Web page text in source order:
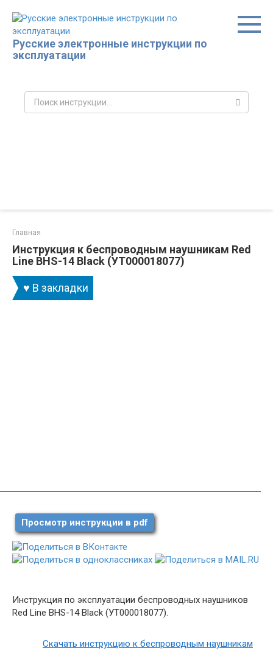
контенту
Русские электронные инструкции по
эксплуатации
Поиск:
Главная
Инструкция к беспроводным наушникам Red
Line BHS-14 Black (УТ000018077)
♥ В закладки
Просмотр инструкции в pdf
Инструкция по эксплуатации беспроводных наушников
Red Line BHS-14 Black (УТ000018077).
Скачать инструкцию к беспроводным наушникам